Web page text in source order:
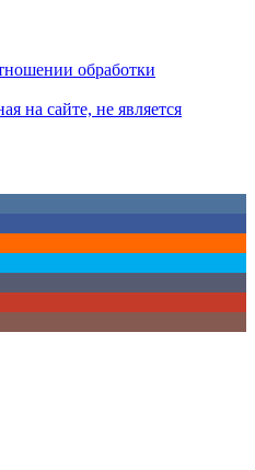
обработки
на сайте, не является